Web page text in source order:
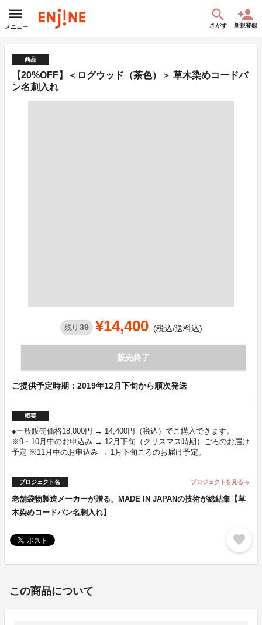
メニュー さがす 新規登録
商品
【20%OFF】＜ログウッド（茶色）＞ 草木染めコードバ
ン名刺入れ
残り 39 ¥14,400 (税込/送料込)
販売終了
ご提供予定時期：2019年12月下旬から順次発送
概要
●一般販売価格18,000円 → 14,400円（税込）でご購入できます。
※9・10月中のお申込み → 12月下旬（クリスマス時期）ごろのお届け
予定 ※11月中のお申込み → 1月下旬ごろのお届け予定。
プロジェクト名 プロジェクトを見る arrow_forward
老舗袋物製造メーカーが贈る、MADE IN JAPANの技術が総結集【草
木染めコードバン名刺入れ】
favorite
この商品について